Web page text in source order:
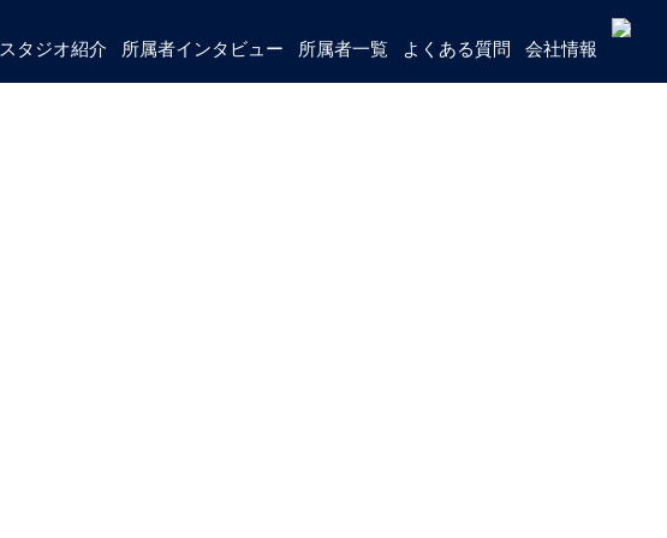
スタジオ紹介 所属者インタビュー 所属者一覧 よくある質問 会社情報